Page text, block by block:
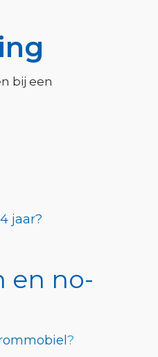
bij een
jaar?
en no-
?